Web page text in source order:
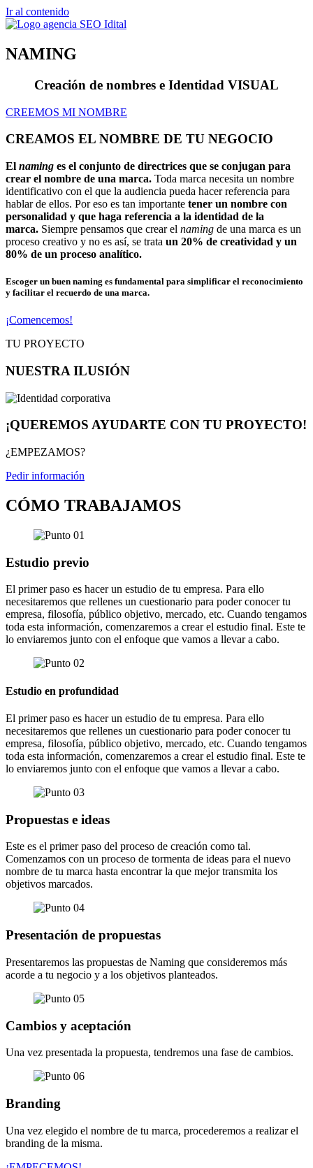
Ir al contenido
NAMING
Creación de nombres e Identidad VISUAL
CREEMOS MI NOMBRE
CREAMOS EL NOMBRE DE TU NEGOCIO
El naming es el conjunto de directrices que se conjugan para
crear el nombre de una marca. Toda marca necesita un nombre
identificativo con el que la audiencia pueda hacer referencia para
hablar de ellos. Por eso es tan importante tener un nombre con
personalidad y que haga referencia a la identidad de la
marca. Siempre pensamos que crear el naming de una marca es un
proceso creativo y no es así, se trata un 20% de creatividad y un
80% de un proceso analítico.
Escoger un buen naming es fundamental para simplificar el reconocimiento
y facilitar el recuerdo de una marca.
¡Comencemos!
TU PROYECTO
NUESTRA ILUSIÓN
¡QUEREMOS AYUDARTE CON TU PROYECTO!
¿EMPEZAMOS?
Pedir información
CÓMO TRABAJAMOS
Estudio previo
El primer paso es hacer un estudio de tu empresa. Para ello
necesitaremos que rellenes un cuestionario para poder conocer tu
empresa, filosofía, público objetivo, mercado, etc. Cuando tengamos
toda esta información, comenzaremos a crear el estudio final. Este te
lo enviaremos junto con el enfoque que vamos a llevar a cabo.
Estudio en profundidad
El primer paso es hacer un estudio de tu empresa. Para ello
necesitaremos que rellenes un cuestionario para poder conocer tu
empresa, filosofía, público objetivo, mercado, etc. Cuando tengamos
toda esta información, comenzaremos a crear el estudio final. Este te
lo enviaremos junto con el enfoque que vamos a llevar a cabo.
Propuestas e ideas
Este es el primer paso del proceso de creación como tal.
Comenzamos con un proceso de tormenta de ideas para el nuevo
nombre de tu marca hasta encontrar la que mejor transmita los
objetivos marcados.
Presentación de propuestas
Presentaremos las propuestas de Naming que consideremos más
acorde a tu negocio y a los objetivos planteados.
Cambios y aceptación
Una vez presentada la propuesta, tendremos una fase de cambios.
Branding
Una vez elegido el nombre de tu marca, procederemos a realizar el
branding de la misma.